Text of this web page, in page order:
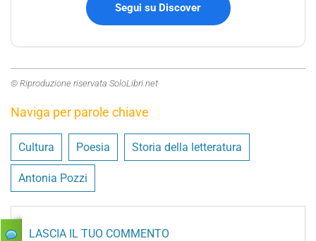
Segui su Discover
© Riproduzione riservata SoloLibri.net
Naviga per parole chiave
Cultura Poesia Storia della letteratura
Antonia Pozzi
LASCIA IL TUO COMMENTO